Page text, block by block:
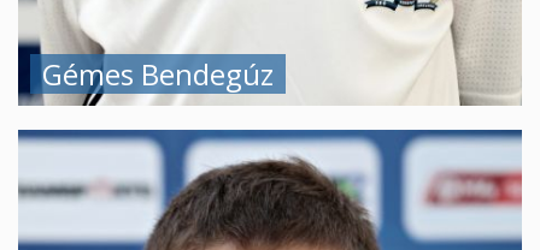
Gémes Bendegúz